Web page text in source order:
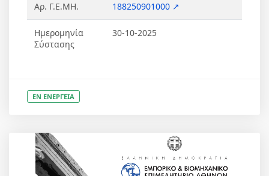
Αρ. Γ.Ε.ΜΗ. 188250901000 ↗
Ημερομηνία
Σύστασης
30-10-2025
ΕΝ ΕΝΕΡΓΕΙΑ